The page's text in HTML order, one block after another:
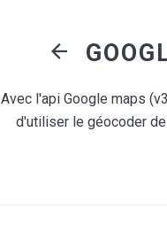
Avec l'api Google maps
d'utiliser le géocoder de